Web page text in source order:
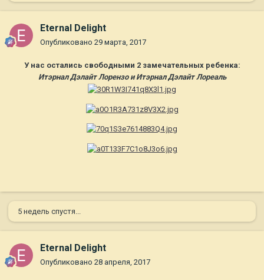
Eternal Delight
Опубликовано 29 марта, 2017
У нас остались свободными 2 замечательных ребенка:
Итэрнал Дэлайт Лорензо и Итэрнал Дэлайт Лореаль
5 недель спустя...
Eternal Delight
Опубликовано 28 апреля, 2017